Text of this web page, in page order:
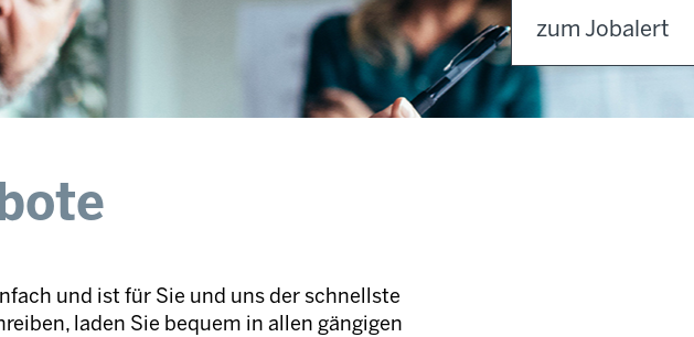
und ist für Sie und uns der schnellste
laden Sie bequem in allen gängigen
zum Jobalert